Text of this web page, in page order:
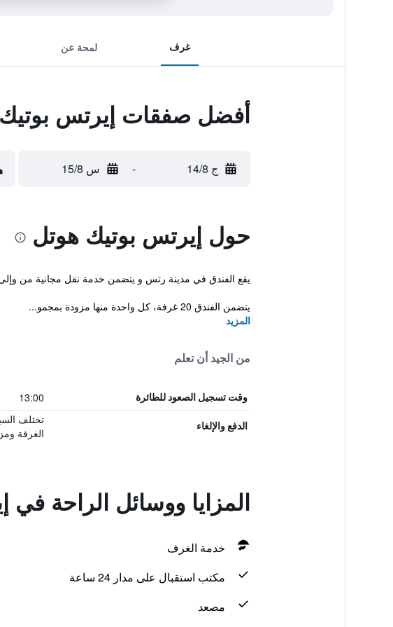
غرف لمحة عن
أفضل صفقات إيرتس
ج 14/8 - س 15/8
حول إيرتس بوتيك هوتل
يقع الفندق في مدينة رتس و يتضمن خدمة نقل مجانية من
يتضمن الفندق 20 غرفة، كل واحدة منها مزودة بمجمو...
المزيد
من الجيد أن تعلم
وقت تسجيل الصعود للطائرة 13:00
الدفع والإلغاء
تختلف
الغرفة
المزايا ووسائل الراحة
خدمة الغرف
مكتب استقبال على مدار 24 ساعة
مصعد